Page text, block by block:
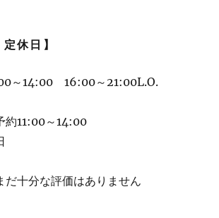
休日】
～14:00 16:00～21:00L.O.
約11:00～14:00
だ十分な評価はありません